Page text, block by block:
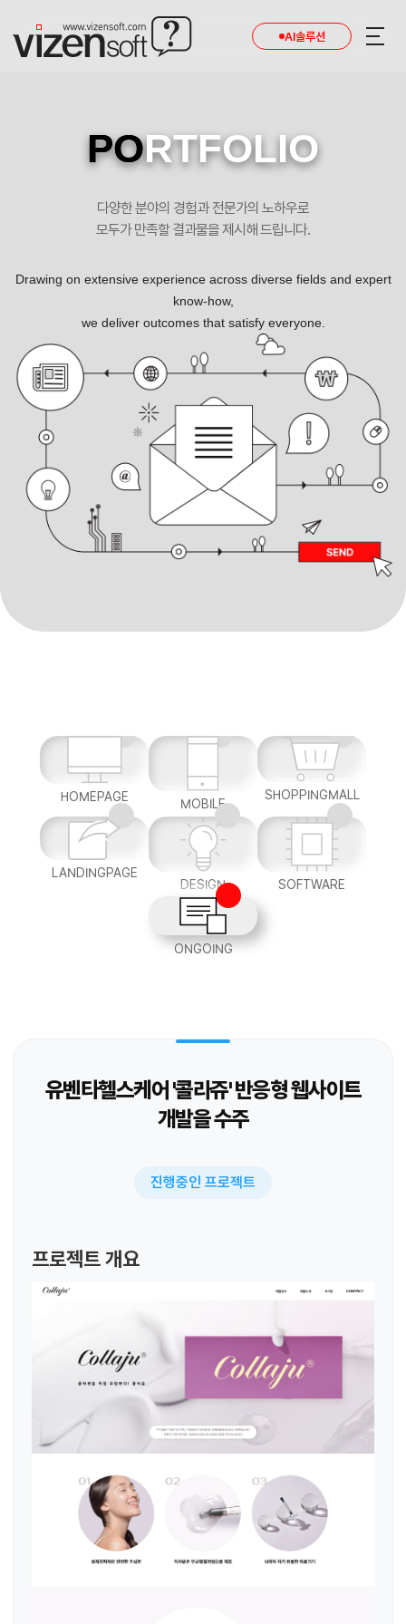
AI솔루션
PORTFOLIO
다양한 분야의 경험과 전문가의 노하우로
모두가 만족할 결과물을 제시해 드립니다.
Drawing on extensive experience across diverse fields and expert
know-how,
we deliver outcomes that satisfy everyone.
HOMEPAGE MOBILE
SHOPPINGMALL
LANDINGPAGE
DESIGN
SOFTWARE
ONGOING
유벤타헬스케어 '콜라쥬' 반응형 웹사이트
개발을 수주
진행중인 프로젝트
프로젝트 개요